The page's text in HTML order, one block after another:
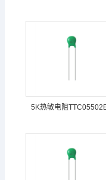
5K热敏电阻